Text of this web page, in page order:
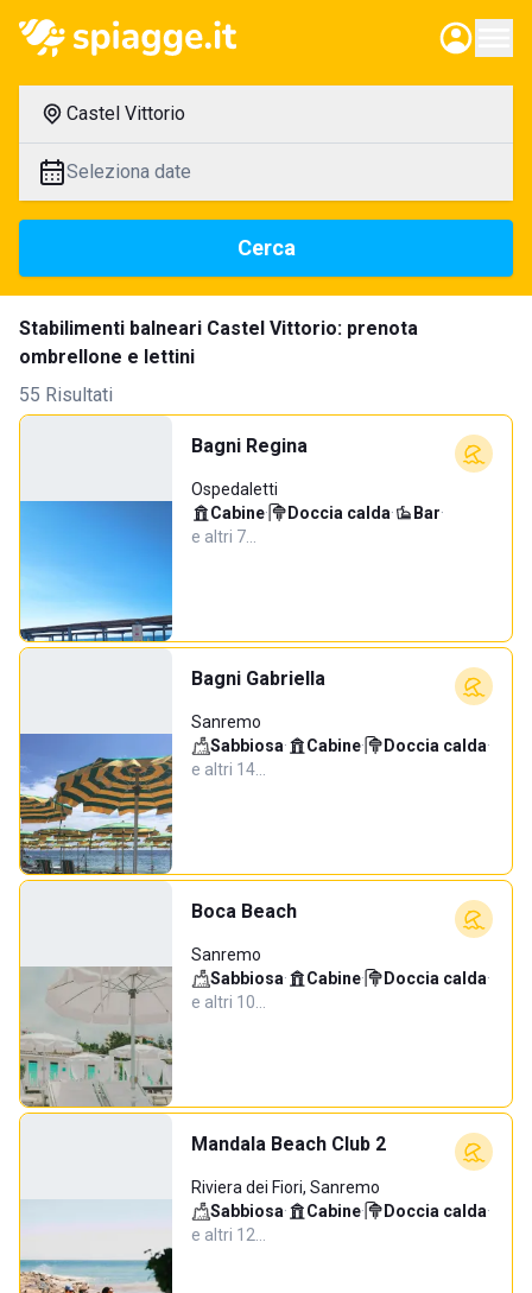
Castel Vittorio
Seleziona date
Cerca
Stabilimenti balneari Castel Vittorio: prenota
ombrellone e lettini
55 Risultati
Bagni Regina
Ospedaletti
Cabine· Doccia calda· Bar·
e altri 7…
Bagni Gabriella
Sanremo
Sabbiosa· Cabine· Doccia calda·
e altri 14…
Boca Beach
Sanremo
Sabbiosa· Cabine· Doccia calda·
e altri 10…
Mandala Beach Club 2
Riviera dei Fiori, Sanremo
Sabbiosa· Cabine· Doccia calda·
e altri 12…